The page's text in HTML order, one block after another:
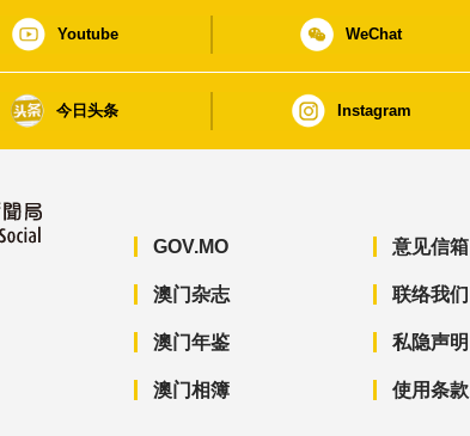
Youtube WeChat
今日头条 Instagram
GOV.MO
澳门杂志
澳门年鉴
澳门相簿
意见信箱
联络我们
私隐声明
使用条款